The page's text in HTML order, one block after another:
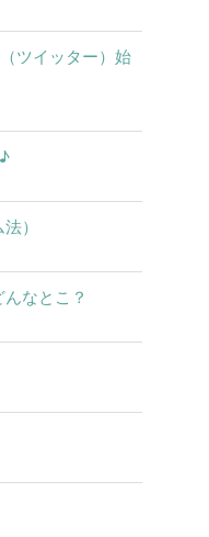
ツイッター）始
）
なとこ？